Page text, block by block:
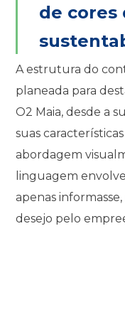
de cores
A estrutura do
planeada para
O2 Maia, desde a
suas
abordagem
linguagem
apenas
desejo pelo